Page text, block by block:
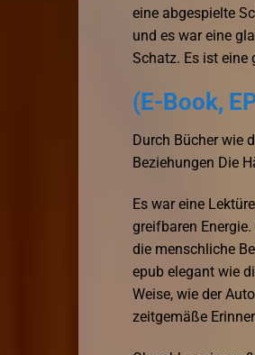
eine abgespielte
und es war eine
Schatz. Es ist eine
(E-Book,
Durch Bücher wie
Beziehungen Die
Es war eine
greifbaren
die menschliche
epub elegant wie
Weise, wie der
zeitgemäße